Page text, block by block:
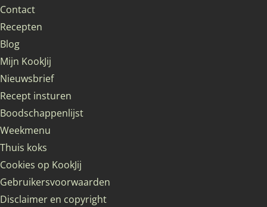
Contact
Recepten
Blog
Mijn KookJij
Nieuwsbrief
Recept insturen
Boodschappenlijst
Weekmenu
Thuis koks
Cookies op KookJij
Gebruikersvoorwaarden
Disclaimer en copyright